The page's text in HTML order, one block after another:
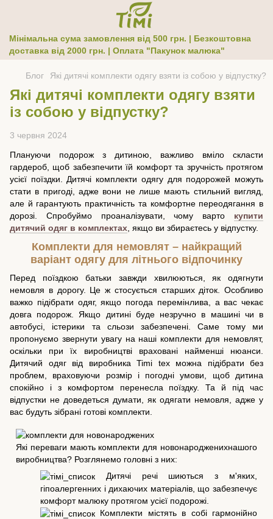
Мінімальна сума замовлення від 500 грн. | Безкоштовна
доставка від 2000 грн. | Оплата "Пакунок малюка"
Блог Які дитячі комплекти одягу взяти із собою у відпустку?
Які дитячі комплекти одягу взяти
із собою у відпустку?
3 червня 2024
Плануючи подорож з дитиною, важливо вміло скласти
гардероб, щоб забезпечити їй комфорт та зручність протягом
усієї поїздки. Дитячі комплекти одягу для подорожей можуть
стати в пригоді, адже вони не лише мають стильний вигляд,
але й гарантують практичність та комфортне переодягання в
дорозі. Спробуймо проаналізувати, чому варто купити
дитячий одяг в комплектах , якщо ви збираєтесь у відпустку.
Комплекти для немовлят – найкращий
варіант одягу для літнього відпочинку
Перед поїздкою батьки завжди хвилюються, як одягнути
немовля в дорогу. Це ж стосується старших діток. Особливо
важко підібрати одяг, якщо погода перемінлива, а вас чекає
довга подорож. Якщо дитині буде незручно в машині чи в
автобусі, істерики та сльози забезпечені. Саме тому ми
пропонуємо звернути увагу на наші комплекти для немовлят,
оскільки при їх виробництві враховані найменші нюанси.
Дитячий одяг від виробника Timi tex можна підібрати без
проблем, враховуючи розмір і погодні умови, щоб дитина
спокійно і з комфортом перенесла поїздку. Та й під час
відпустки не доведеться думати, як одягати немовля, адже у
вас будуть зібрані готові комплекти.
Які переваги мають комплекти для новонародженихнашого
виробництва? Розглянемо головні з них:
Дитячі речі шиються з м'яких,
гіпоалергенних і дихаючих матеріалів, що забезпечує
комфорт малюку протягом усієї подорожі.
Комплекти містять в собі гармонійно